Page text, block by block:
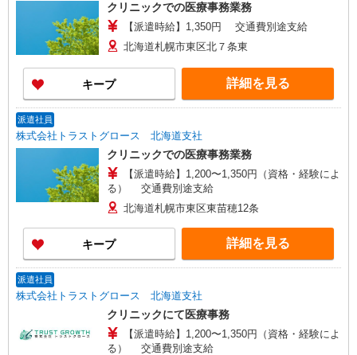
クリニックでの医療事務業務
【派遣時給】1,350円 交通費別途支給
北海道札幌市東区北７条東
キープ 詳細を見る
派遣社員
株式会社トラストグロース 北海道支社
クリニックでの医療事務業務
【派遣時給】1,200〜1,350円（資格・経験によ
る） 交通費別途支給
北海道札幌市東区東苗穂12条
キープ 詳細を見る
派遣社員
株式会社トラストグロース 北海道支社
クリニックにて医療事務
【派遣時給】1,200〜1,350円（資格・経験によ
る） 交通費別途支給